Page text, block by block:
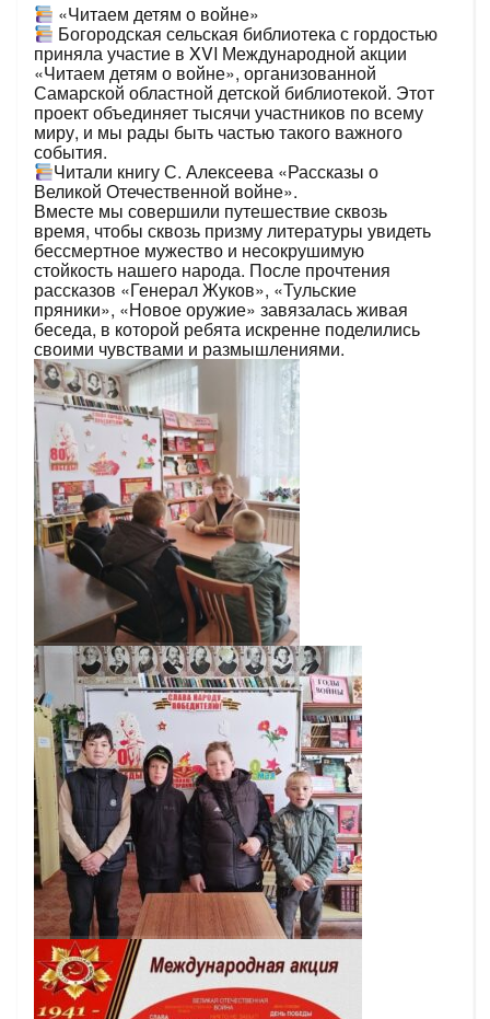
«Читаем детям о войне»
Богородская сельская библиотека с гордостью
приняла участие в XVI Международной акции
«Читаем детям о войне», организованной
Самарской областной детской библиотекой. Этот
проект объединяет тысячи участников по всему
миру, и мы рады быть частью такого важного
события.
Читали книгу С. Алексеева «Рассказы о
Великой Отечественной войне».
Вместе мы совершили путешествие сквозь
время, чтобы сквозь призму литературы увидеть
бессмертное мужество и несокрушимую
стойкость нашего народа. После прочтения
рассказов «Генерал Жуков», «Тульские
пряники», «Новое оружие» завязалась живая
беседа, в которой ребята искренне поделились
своими чувствами и размышлениями.